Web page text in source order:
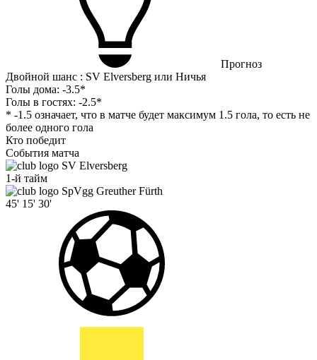
Прогноз
Двойной шанс : SV Elversberg или Ничья
Голы дома: -3.5*
Голы в гостях: -2.5*
* -1.5 означает, что в матче будет максимум 1.5 гола, то есть не
более одного гола
Кто победит
События матча
SV Elversberg
1-й тайм
SpVgg Greuther Fürth
45' 15' 30'